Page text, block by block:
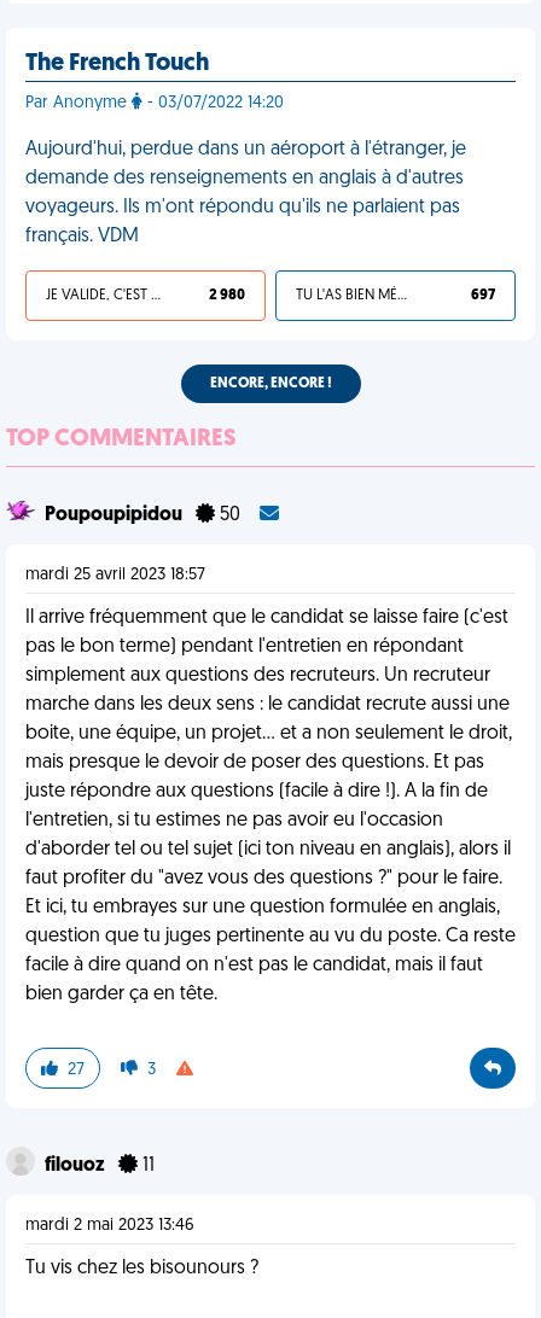
The French Touch
Par Anonyme - 03/07/2022 14:20
Aujourd'hui, perdue dans un aéroport à l'étranger, je
demande des renseignements en anglais à d'autres
voyageurs. Ils m'ont répondu qu'ils ne parlaient pas
français. VDM
JE VALIDE, C'EST UNE VDM 2 980 TU L'AS BIEN MÉRITÉ 697
ENCORE, ENCORE !
TOP COMMENTAIRES
Poupoupipidou 50
mardi 25 avril 2023 18:57
Il arrive fréquemment que le candidat se laisse faire (c'est
pas le bon terme) pendant l'entretien en répondant
simplement aux questions des recruteurs. Un recruteur
marche dans les deux sens : le candidat recrute aussi une
boite, une équipe, un projet... et a non seulement le droit,
mais presque le devoir de poser des questions. Et pas
juste répondre aux questions (facile à dire !). A la fin de
l'entretien, si tu estimes ne pas avoir eu l'occasion
d'aborder tel ou tel sujet (ici ton niveau en anglais), alors il
faut profiter du "avez vous des questions ?" pour le faire.
Et ici, tu embrayes sur une question formulée en anglais,
question que tu juges pertinente au vu du poste. Ca reste
facile à dire quand on n'est pas le candidat, mais il faut
bien garder ça en tête.
27 3
filouoz
mardi 2 mai 2023 13:46
Tu vis chez les bisounours ?